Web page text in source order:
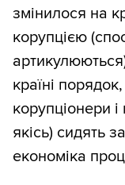
змінилося на
корупцією
країні
корупціонери
якісь) сидять
економіка